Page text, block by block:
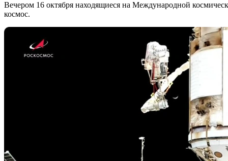
Вечером 16 октября находящиеся на Международной
космос.